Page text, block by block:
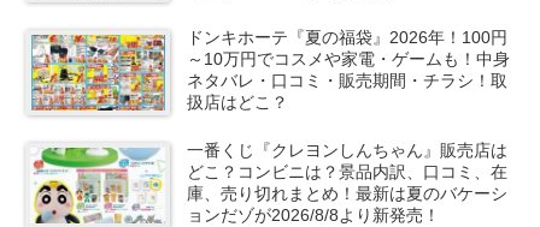
ドンキホーテ『夏の福袋』2026年！100円
～10万円でコスメや家電・ゲームも！中身
ネタバレ・口コミ・販売期間・チラシ！取
扱店はどこ？
一番くじ『クレヨンしんちゃん』販売店は
どこ？コンビニは？景品内訳、口コミ、在
庫、売り切れまとめ！最新は夏のバケーシ
ョンだゾが2026/8/8より新発売！